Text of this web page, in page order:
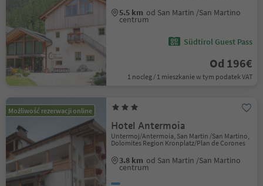
5.5 km od San Martin /San Martino
centrum
Südtirol Guest Pass
Od 196€
1 nocleg / 1 mieszkanie w tym podatek VAT
Możliwość rezerwacji online
Hotel Antermoia
Untermoj/Antermoia, San Martin /San Martino,
Dolomites Region Kronplatz/Plan de Corones
3.8 km od San Martin /San Martino
centrum